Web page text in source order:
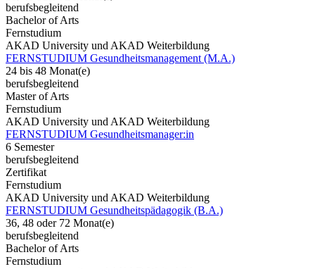
berufsbegleitend
Bachelor of Arts
Fernstudium
AKAD University und AKAD Weiterbildung
FERNSTUDIUM Gesundheitsmanagement (M.A.)
24 bis 48 Monat(e)
berufsbegleitend
Master of Arts
Fernstudium
AKAD University und AKAD Weiterbildung
FERNSTUDIUM Gesundheitsmanager:in
6 Semester
berufsbegleitend
Zertifikat
Fernstudium
AKAD University und AKAD Weiterbildung
FERNSTUDIUM Gesundheitspädagogik (B.A.)
36, 48 oder 72 Monat(e)
berufsbegleitend
Bachelor of Arts
Fernstudium